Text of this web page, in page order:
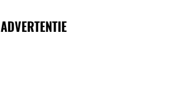
ADVERTENTIE